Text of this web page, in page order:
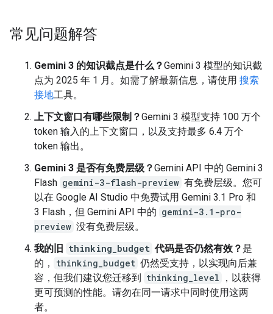
常见问题解答
Gemini 3 的知识截点是什么？Gemini 3 模型的知识截
点为 2025 年 1 月。如需了解最新信息，请使用 搜索
接地工具。
上下文窗口有哪些限制？Gemini 3 模型支持 100 万个
token 输入的上下文窗口，以及支持最多 6.4 万个
token 输出。
Gemini 3 是否有免费层级？Gemini API 中的 Gemini 3
Flash gemini-3-flash-preview 有免费层级。您可
以在 Google AI Studio 中免费试用 Gemini 3.1 Pro 和
3 Flash，但 Gemini API 中的 gemini-3.1-pro-
preview 没有免费层级。
我的旧 thinking_budget 代码是否仍然有效？ 是
的，
thinking_budget 仍然受支持，以实现向后兼
容，但我们建议您迁移到 thinking_level
，以获得
更可预测的性能。请勿在同一请求中同时使用这两
者。